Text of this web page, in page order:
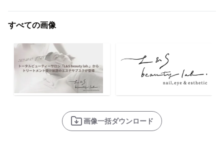
すべての画像
画像一括ダウンロード